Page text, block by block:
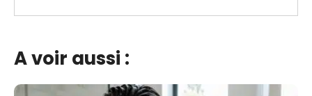
A voir aussi :